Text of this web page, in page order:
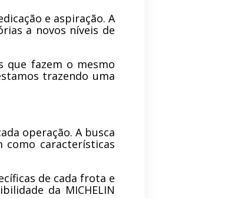
e aspiração. A
a novos níveis de
que fazem o mesmo
trazendo uma
operação. A busca
como características
de cada frota e
da MICHELIN